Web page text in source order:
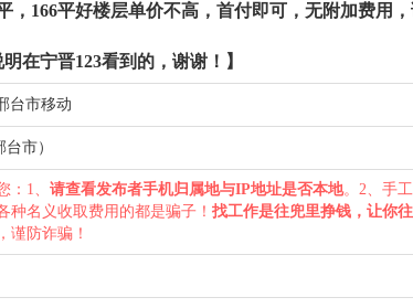
，166平好楼层单价不高，首付即可，无附加费用
在宁晋123看到的，谢谢！】
台市移动
市）
：1、 请查看发布者手机归属地与IP地址是否本地。2、手
种名义收取费用的都是骗子！ 找工作是往兜里挣钱，让你
谨防诈骗！